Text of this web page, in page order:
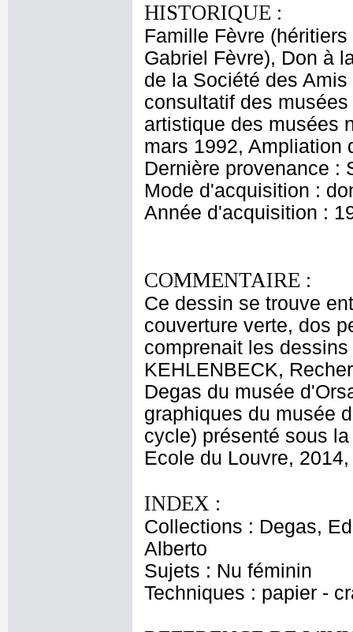
HISTORIQUE :
Famille Fèvre
Gabriel Fèvre), Don à
de la Société des
consultatif des
artistique des musées
mars 1992, Ampliation
Dernière provenance :
Mode d'acquisition :
Année d'acquisition :
COMMENTAIRE :
Ce dessin se trouve
couverture verte, dos
comprenait les
KEHLENBECK,
Degas du musée
graphiques du musée
cycle) présenté sous
Ecole du Louvre,
INDEX :
Collections : Degas,
Alberto
Sujets : Nu féminin
Techniques : papier -